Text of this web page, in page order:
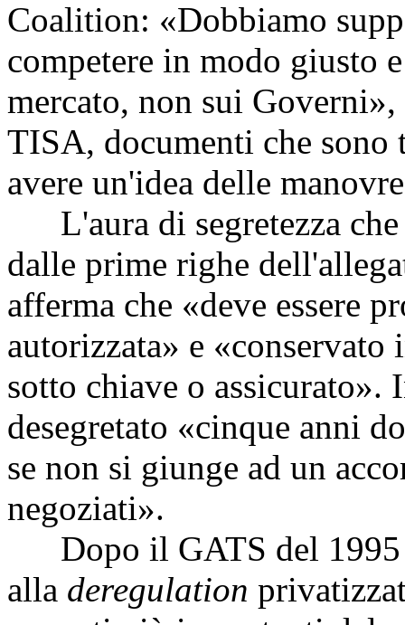
Coalition: «Dobbiamo
competere in modo giusto
mercato, non sui
TISA, documenti che
avere un'idea delle
L'aura di segretezza che
dalle prime righe
afferma che «deve essere
autorizzata» e
sotto chiave o assicurato».
desegretato «cinque anni
se non si giunge ad un
negoziati».
Dopo il GATS del 1995
alla deregulation